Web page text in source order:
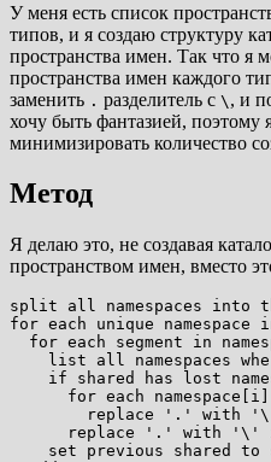
У меня есть список
типов, и я создаю структуру
пространства имен. Так что я
пространства имен каждого
заменить . разделитель с \ , и
хочу быть фантазией, поэтому
минимизировать количество
Метод
Я делаю это, не создавая
пространством имен, вместо
split all namespaces into
for each unique namespace
for each segment in
list all namespaces
if shared has lost
for each
replace '.' with
replace '.' with '\'
set previous shared to